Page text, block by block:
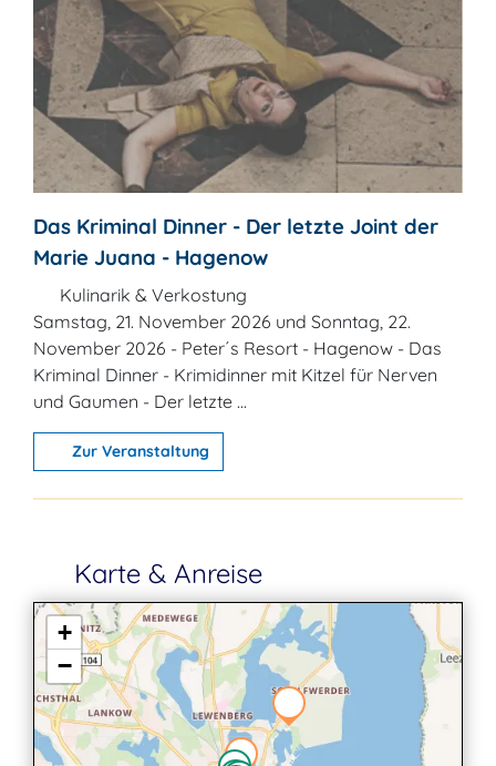
Das Kriminal Dinner - Der letzte Joint der
Marie Juana - Hagenow
Kulinarik & Verkostung
Samstag, 21. November 2026 und Sonntag, 22.
November 2026 - Peter´s Resort - Hagenow - Das
Kriminal Dinner - Krimidinner mit Kitzel für Nerven
und Gaumen - Der letzte ...
Zur Veranstaltung
Karte & Anreise
+
−